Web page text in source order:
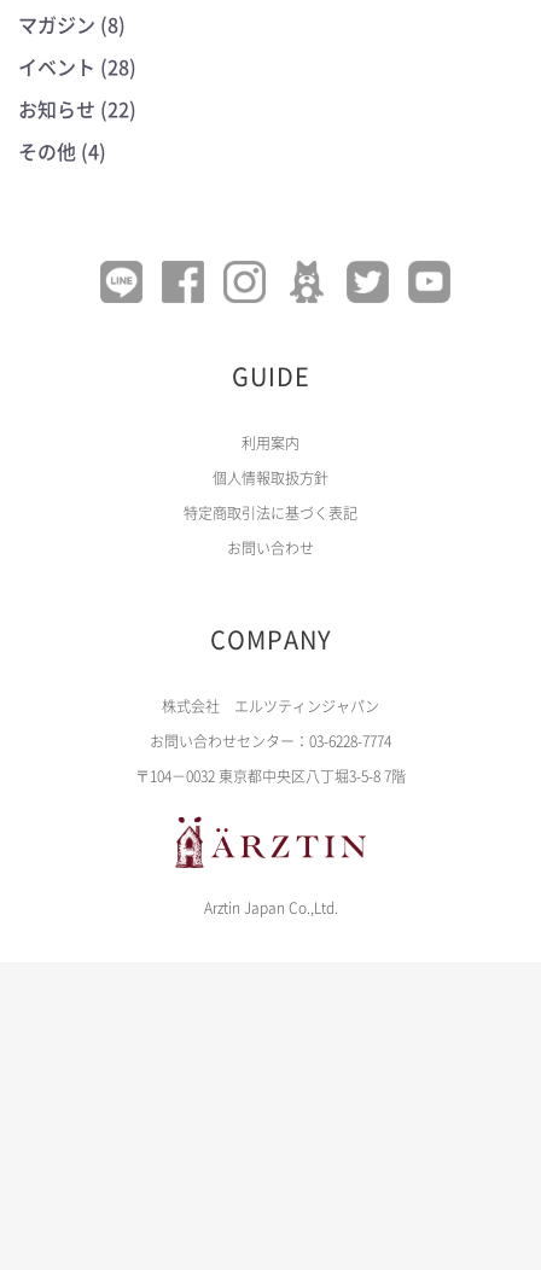
マガジン (8)
イベント (28)
お知らせ (22)
その他 (4)
GUIDE
利用案内
個人情報取扱方針
特定商取引法に基づく表記
お問い合わせ
COMPANY
株式会社 エルツティンジャパン
お問い合わせセンター：03-6228-7774
〒104－0032 東京都中央区八丁堀3-5-8 7階
Arztin Japan Co.,Ltd.